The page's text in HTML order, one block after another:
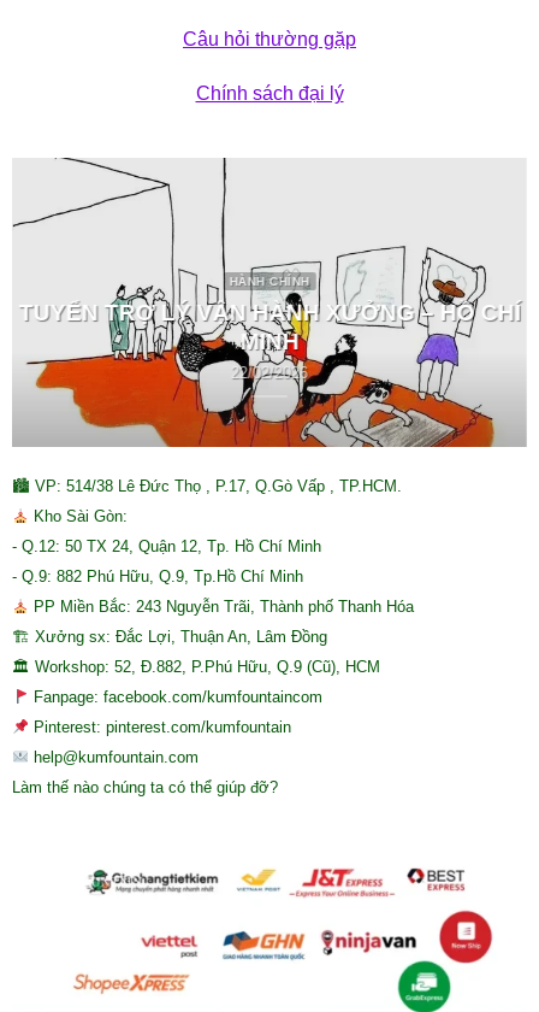
Câu hỏi thường gặp
Chính sách đại lý
HÀNH CHÍNH
TUYỂN TRỢ LÝ VẬN HÀNH XƯỞNG – HỒ CHÍ
MINH
22/02/2026
🏙 VP: 514/38 Lê Đức Thọ , P.17, Q.Gò Vấp , TP.HCM.
Kho Sài Gòn:
- Q.12: 50 TX 24, Quận 12, Tp. Hồ Chí Minh
- Q.9: 882 Phú Hữu, Q.9, Tp.Hồ Chí Minh
PP Miền Bắc: 243 Nguyễn Trãi, Thành phố Thanh Hóa
🏗 Xưởng sx: Đắc Lợi, Thuận An, Lâm Đồng
🏛 Workshop: 52, Đ.882, P.Phú Hữu, Q.9 (Cũ), HCM
Fanpage: facebook.com/kumfountaincom
Pinterest: pinterest.com/kumfountain
help@kumfountain.com
Làm thế nào chúng ta có thể giúp đỡ?